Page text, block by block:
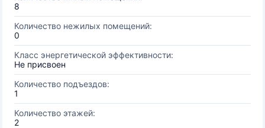
8
Количество нежилых помещений:
0
Класс энергетической эффективности:
Не присвоен
Количество подъездов:
1
Количество этажей:
2